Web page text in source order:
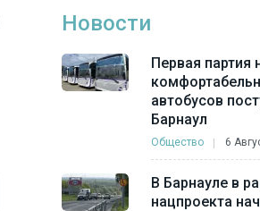
Новости
Первая партия
автобусов
Барнаул
Общество 6
В Барнауле в
нацпроекта